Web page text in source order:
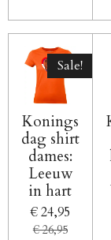
Sale!
Konings
dag shirt
dames:
Leeuw
in hart
€ 24,95
€ 26,95